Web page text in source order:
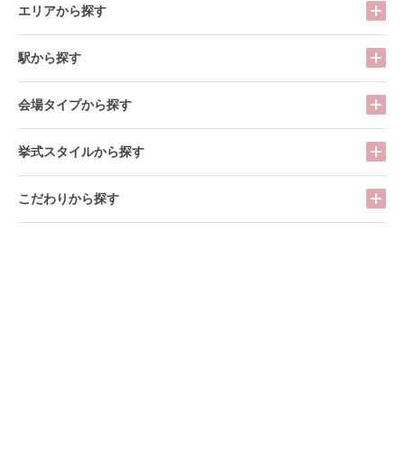
エリアから探す
駅から探す
会場タイプから探す
挙式スタイルから探す
こだわりから探す